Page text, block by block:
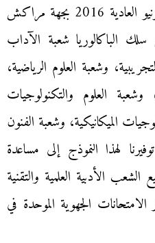
مادة «التربية الإسلامية» دورة يونيو العادية 2016 بجهة مراكش
الباكالوريا شعبة الآداب
وشعبة العلوم الرياضية،
وشعبة العلوم والتكنولوجيات
الميكانيكية، وشعبة الفنون
لهذا النموذج إلى مساعدة
الشعب الأدبية العلمية والتقنية
الجهوية الموحدة في